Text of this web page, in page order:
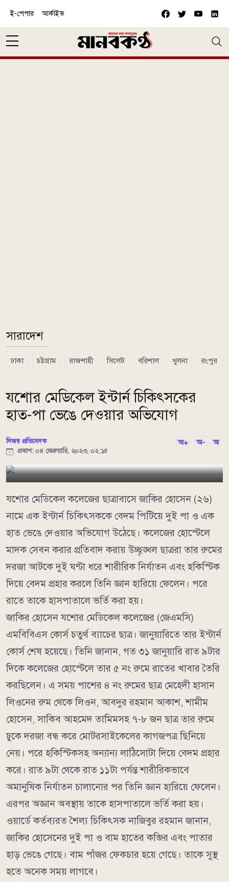
ই-পেপার আর্কাইভ
সারাদেশ
ঢাকা চট্টগ্রাম রাজশাহী সিলেট বরিশাল খুলনা রংপুর
যশোর মেডিকেল ইন্টার্ন চিকিৎসকের
হাত-পা ভেঙে দেওয়ার অভিযোগ
নিজস্ব প্রতিবেদক
প্রকাশ: ০৪ ফেব্রুয়ারি, ২০২৩, ০২:১৫
অ+ অ- অ
যশোর মেডিকেল কলেজের ছাত্রাবাসে জাকির হোসেন (২৬)
নামে এক ইন্টার্ন চিকিৎসককে বেদম পিটিয়ে দুই পা ও এক
হাত ভেঙে দেওয়ার অভিযোগ উঠেছে। কলেজের হোস্টেলে
মাদক সেবন করার প্রতিবাদ করায় উচ্ছৃঙ্খল ছাত্ররা তার রুমের
দরজা আটকে দুই ঘণ্টা ধরে শারীরিক নির্যাতন এবং হকিস্টিক
দিয়ে বেদম প্রহার করলে তিনি জ্ঞান হারিয়ে ফেলেন। পরে
রাতে তাকে হাসপাতালে ভর্তি করা হয়।
জাকির হোসেন যশোর মেডিকেল কলেজের (জেএমসি)
এমবিবিএস কোর্স চতুর্থ ব্যাচের ছাত্র। জানুয়ারিতে তার ইন্টার্ন
কোর্স শেষ হয়েছে। তিনি জানান, গত ৩১ জানুয়ারি রাত ৯টার
দিকে কলেজের হোস্টেলে তার ৫ নং রুমে রাতের খাবার তৈরি
করছিলেন। এ সময় পাশের ৪ নং রুমের ছাত্র মেহেদী হাসান
লিওনের রুম থেকে লিওন, আবদুর রহমান আকাশ, শামীম
হোসেন, সাকিব আহমেদ তামিমসহ ৭-৮ জন ছাত্র তার রুমে
ঢুকে দরজা বন্ধ করে মোটরসাইকেলের কাগজপত্র ছিনিয়ে
নেয়। পরে হকিস্টিকসহ অন্যান্য লাঠিসোটা দিয়ে বেদম প্রহার
করে। রাত ৯টা থেকে রাত ১১টা পর্যন্ত শারীরিকভাবে
অমানুষিক নির্যাতন চালানোর পর তিনি জ্ঞান হারিয়ে ফেলেন।
এরপর অজ্ঞান অবস্থায় তাকে হাসপাতালে ভর্তি করা হয়।
ওয়ার্ডে কর্তব্যরত শৈল্য চিকিৎসক নাজিবুর রহমান জানান,
জাকির হোসেনের দুই পা ও বাম হাতের কব্জির এবং পাতার
হাড় ভেঙে গেছে। বাম পাঁজর ফেকচার হয়ে গেছে। তাকে সুস্থ
হতে অনেক সময় লাগবে।